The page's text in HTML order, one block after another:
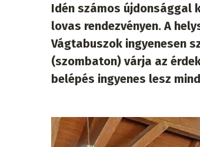
Idén számos újdonsággal
lovas rendezvényen. A
Vágtabuszok ingyenesen
(szombaton) várja az
belépés ingyenes lesz